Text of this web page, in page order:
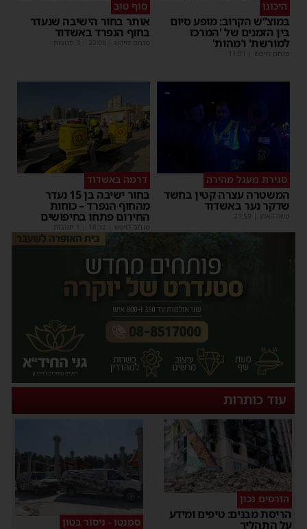
היכונו
במוצ”ש הקרוב: מופע סיום
בין הזמנים של 'המרכז
למורשת' ו'מהות'
מנחם דויטש 11:01
סוף טוב
אותר בחור הישיבה שנעדר
בחוף הנפרד באשדוד
מנחם דויטש 22:08
סגירת מעגל מהירה
המשטרה עצרה קטין בחשד
שדקר נער באשדוד
משה קאהן 21:59
דרמה באשדוד
בחור ישיבה בן 15 נעדר
מהחוף הנפרד – כוחות
החירום פתחו בחיפושים
מנחם דויטש 18:32
עוד כותרות
הורסים נכון
הריסת מבנים: טיפים ומידע
על התהליך סמנטו - ניסור בטון